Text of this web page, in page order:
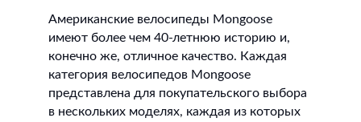
Американские велосипеды Mongoose
имеют более чем 40-летнюю историю и,
конечно же, отличное качество. Каждая
категория велосипедов Mongoose
представлена для покупательского выбора
в нескольких моделях, каждая из которых